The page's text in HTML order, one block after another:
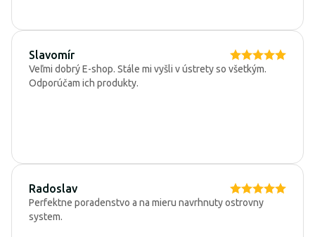
Slavomír
Veľmi dobrý E-shop. Stále mi vyšli v ústrety so všetkým.
Odporúčam ich produkty.
Radoslav
Perfektne poradenstvo a na mieru navrhnuty ostrovny
system.